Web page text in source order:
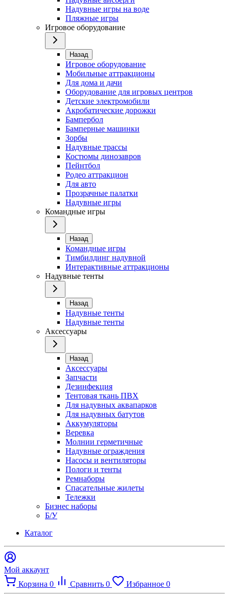
Надувные игры на воде
Пляжные игры
Игровое оборудование
Назад
Игровое оборудование
Мобильные аттракционы
Для дома и дачи
Оборудование для игровых центров
Детские электромобили
Акробатические дорожки
Бампербол
Бамперные машинки
Зорбы
Надувные трассы
Костюмы динозавров
Пейнтбол
Родео аттракцион
Для авто
Прозрачные палатки
Надувные игры
Командные игры
Назад
Командные игры
Тимбилдинг надувной
Интерактивные аттракционы
Надувные тенты
Назад
Надувные тенты
Надувные тенты
Аксессуары
Назад
Аксессуары
Запчасти
Дезинфекция
Тентовая ткань ПВХ
Для надувных аквапарков
Для надувных батутов
Аккумуляторы
Веревка
Молнии герметичные
Надувные ограждения
Насосы и вентиляторы
Пологи и тенты
Ремнаборы
Спасательные жилеты
Тележки
Бизнес наборы
Б/У
Каталог
Мой аккаунт
Корзина 0 Сравнить 0 Избранное 0